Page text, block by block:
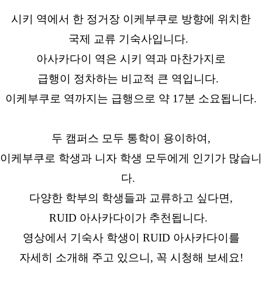
시키 역에서 한 정거장 이케부쿠로 방향에 위치한
국제 교류 기숙사입니다.
아사카다이 역은 시키 역과 마찬가지로
급행이 정차하는 비교적 큰 역입니다.
이케부쿠로 역까지는 급행으로 약 17분 소요됩니다.
두 캠퍼스 모두 통학이 용이하여,
이케부쿠로 학생과 니자 학생 모두에게 인기가 많습니
다.
다양한 학부의 학생들과 교류하고 싶다면,
RUID 아사카다이가 추천됩니다.
영상에서 기숙사 학생이 RUID 아사카다이를
자세히 소개해 주고 있으니, 꼭 시청해 보세요!